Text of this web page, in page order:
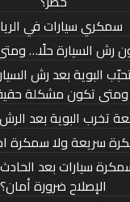
سمكري سيارات في
رش السيارة حلًا…
البوية بعد رش
ومتى تكون مشكلة
تخرب البوية بعد
سريعة ولا سمكرة
سيارات بعد
الإصلاح ضرورة أمان؟